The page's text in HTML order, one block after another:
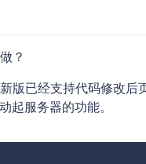
？
版已经支持代码修改
起服务器的功能。